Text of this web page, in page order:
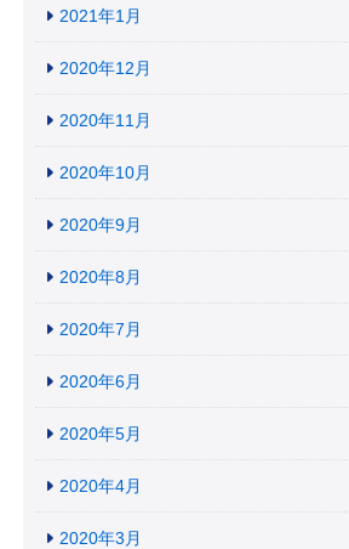
2021年1月
2020年12月
2020年11月
2020年10月
2020年9月
2020年8月
2020年7月
2020年6月
2020年5月
2020年4月
2020年3月